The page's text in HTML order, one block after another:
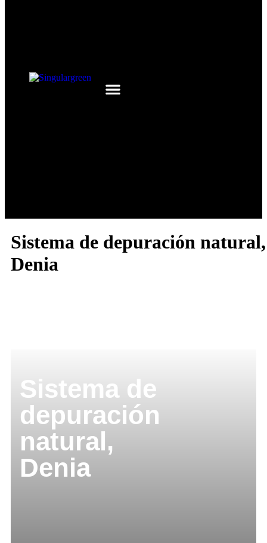
Sistema de depuración natural,
Denia
Sistema de
depuración
natural,
Denia